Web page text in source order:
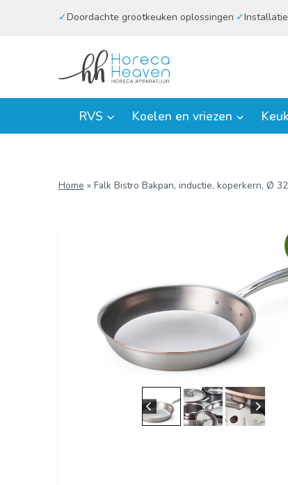
Doordachte grootkeuken oplossingen Installatie
RVS Koelen en vriezen
Home » Falk Bistro Bakpan, inductie, koperkern, Ø